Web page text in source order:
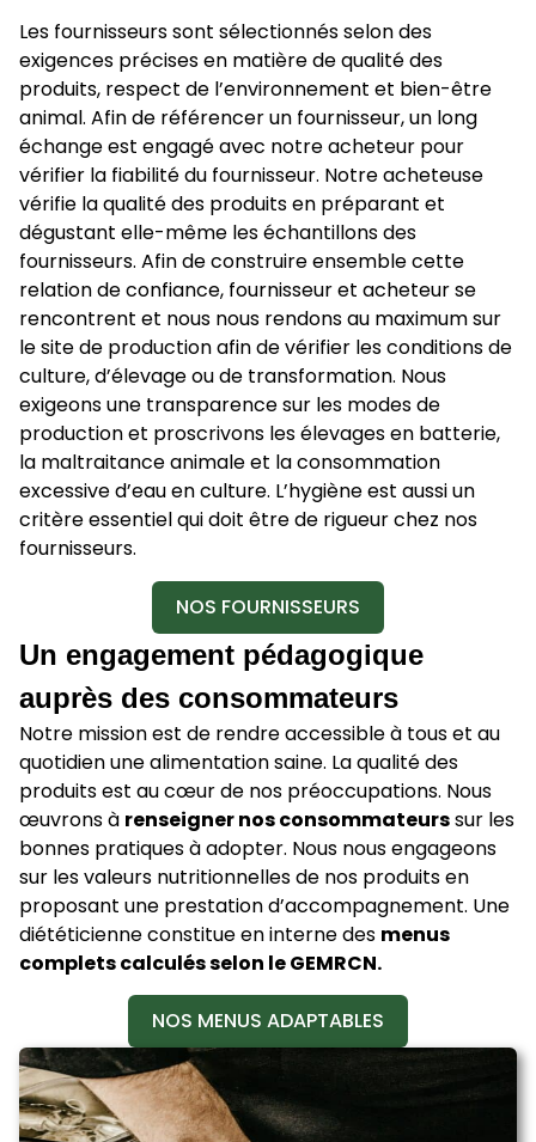
Les fournisseurs sont sélectionnés selon des
exigences précises en matière de qualité des
produits, respect de l’environnement et bien-être
animal. Afin de référencer un fournisseur, un long
échange est engagé avec notre acheteur pour
vérifier la fiabilité du fournisseur. Notre acheteuse
vérifie la qualité des produits en préparant et
dégustant elle-même les échantillons des
fournisseurs. Afin de construire ensemble cette
relation de confiance, fournisseur et acheteur se
rencontrent et nous nous rendons au maximum sur
le site de production afin de vérifier les conditions de
culture, d’élevage ou de transformation. Nous
exigeons une transparence sur les modes de
production et proscrivons les élevages en batterie,
la maltraitance animale et la consommation
excessive d’eau en culture. L’hygiène est aussi un
critère essentiel qui doit être de rigueur chez nos
fournisseurs.
NOS FOURNISSEURS
Un engagement pédagogique
auprès des consommateurs
Notre mission est de rendre accessible à tous et au
quotidien une alimentation saine. La qualité des
produits est au cœur de nos préoccupations. Nous
œuvrons à renseigner nos consommateurssur les
bonnes pratiques à adopter. Nous nous engageons
sur les valeurs nutritionnelles de nos produits en
proposant une prestation d’accompagnement. Une
diététicienne constitue en interne des menus
complets calculés selon le GEMRCN.
NOS MENUS ADAPTABLES